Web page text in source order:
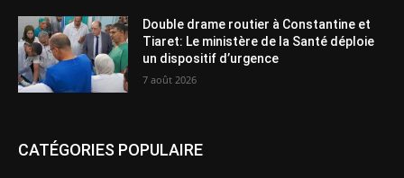
Double drame routier à Constantine et
Tiaret: Le ministère de la Santé déploie
un dispositif d’urgence
7 août 2026
CATÉGORIES POPULAIRE